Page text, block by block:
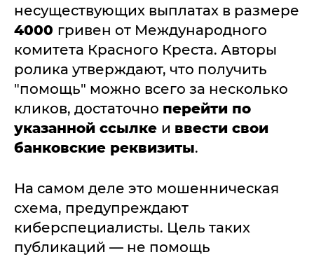
несуществующих выплатах в размере
4000 гривен от Международного
комитета Красного Креста. Авторы
ролика утверждают, что получить
"помощь" можно всего за несколько
кликов, достаточно перейти по
указанной ссылке и ввести свои
банковские реквизиты.
На самом деле это мошенническая
схема, предупреждают
киберспециалисты. Цель таких
публикаций — не помощь